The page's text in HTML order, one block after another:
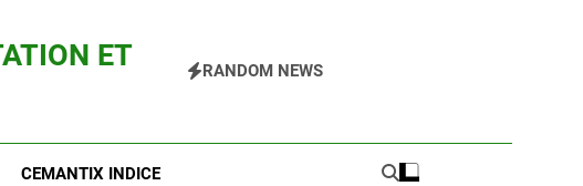
ET
RANDOM NEWS
CEMANTIX INDICE